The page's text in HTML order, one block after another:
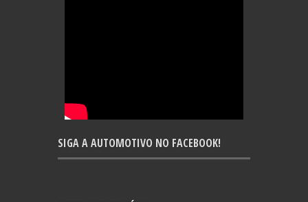
SIGA A AUTOMOTIVO NO FACEBOOK!